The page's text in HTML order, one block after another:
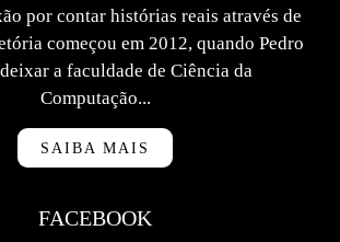
por contar histórias reais através de
começou em 2012, quando Pedro
a faculdade de Ciência da
Computação...
SAIBA MAIS
FACEBOOK